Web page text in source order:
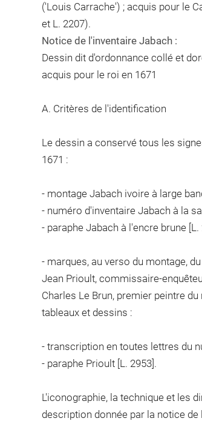
('Louis Carrache') ; acquis pour le
et L. 2207).
Notice de l'inventaire Jabach :
Dessin dit d'ordonnance collé et
acquis pour le roi en 1671
A. Critères de l'identification
Le dessin a conservé tous les
1671 :
- montage Jabach ivoire à large
- numéro d'inventaire Jabach à la
- paraphe Jabach à l'encre brune
- marques, au verso du montage,
Jean Prioult, commissaire-
Charles Le Brun, premier peintre
tableaux et dessins :
- transcription en toutes lettres du
- paraphe Prioult [L. 2953].
L'iconographie, la technique et les
description donnée par la notice